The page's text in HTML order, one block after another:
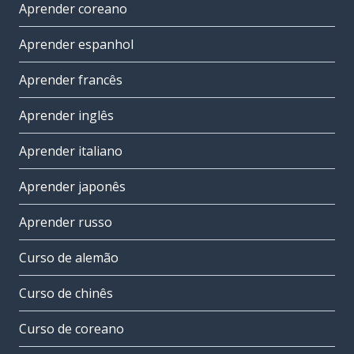
Aprender coreano
Aprender espanhol
Aprender francês
Aprender inglês
Aprender italiano
Aprender japonês
Aprender russo
Curso de alemão
Curso de chinês
Curso de coreano